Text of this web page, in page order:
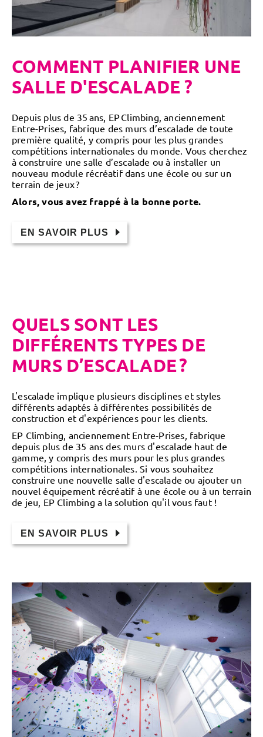
COMMENT PLANIFIER UNE
SALLE D'ESCALADE ?
Depuis plus de 35 ans, EP Climbing, anciennement
Entre-Prises, fabrique des murs d’escalade de toute
première qualité, y compris pour les plus grandes
compétitions internationales du monde. Vous cherchez
à construire une salle d’escalade ou à installer un
nouveau module récréatif dans une école ou sur un
terrain de jeux ?
Alors, vous avez frappé à la bonne porte.
EN SAVOIR PLUS
QUELS SONT LES
DIFFÉRENTS TYPES DE
MURS D’ESCALADE ?
L'escalade implique plusieurs disciplines et styles
différents adaptés à différentes possibilités de
construction et d'expériences pour les clients.
EP Climbing, anciennement Entre-Prises, fabrique
depuis plus de 35 ans des murs d'escalade haut de
gamme, y compris des murs pour les plus grandes
compétitions internationales. Si vous souhaitez
construire une nouvelle salle d'escalade ou ajouter un
nouvel équipement récréatif à une école ou à un terrain
de jeu, EP Climbing a la solution qu'il vous faut !
EN SAVOIR PLUS